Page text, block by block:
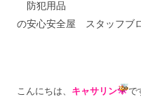
防犯用品
の安心安全屋 スタッフ
こんにちは、 キャサリン で